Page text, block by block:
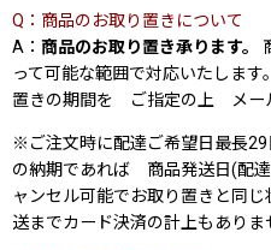
Q：商品のお取り置きについて
A： 商品のお取り置き承ります。
って可能な範囲で対応いたし
置きの期間を ご指定の上 メー
※ご注文時に配達ご希望日最長
の納期であれば 商品発送日(配
ャンセル可能でお取り置きと同
送までカード決済の計上もありま